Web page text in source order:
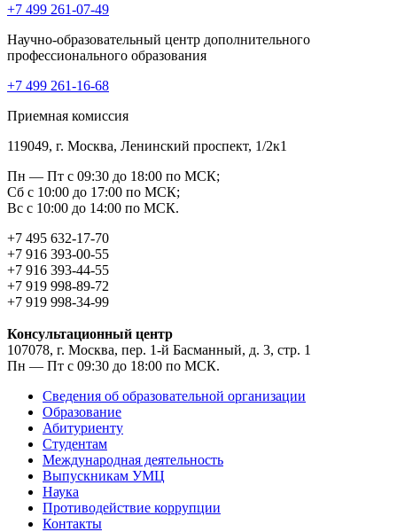
+7 499 261-07-49
Научно-образовательный центр дополнительного
профессионального образования
+7 499 261-16-68
Приемная комиссия
119049, г. Москва, Ленинский проспект, 1/2к1
Пн — Пт с 09:30 до 18:00 по МСК;
Сб с 10:00 до 17:00 по МСК;
Вс с 10:00 до 14:00 по МСК.
+7 495 632-17-70
+7 916 393-00-55
+7 916 393-44-55
+7 919 998-89-72
+7 919 998-34-99
Консультационный центр
107078, г. Москва, пер. 1-й Басманный, д. 3, стр. 1
Пн — Пт с 09:30 до 18:00 по МСК.
Сведения об образовательной организации
Образование
Абитуриенту
Студентам
Международная деятельность
Выпускникам УМЦ
Наука
Противодействие коррупции
Контакты